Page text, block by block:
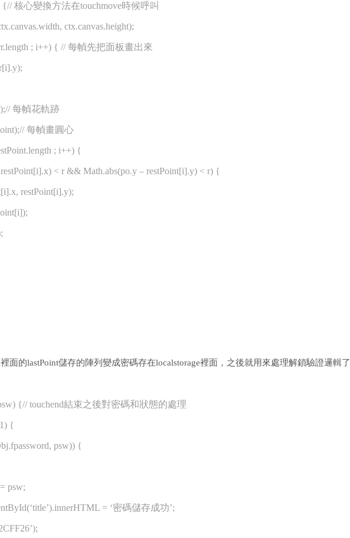
{// 核心變換方法在touchmove時候呼叫
ctx.canvas.height);
; i++) { // 每幀先把面板畫出來
每幀花軌跡
每幀畫圓心
; i++) {
< r && Math.abs(po.y – restPoint[i].y) < r) {
restPoint[i].y);
面的lastPoint儲存的陣列變成密碼存在localstorage裡面，之後就用來處理解鎖驗證邏輯了
{// touchend結束之後對密碼和狀態的處理
{
psw)) {
psw;
= ‘密碼儲存成功’;